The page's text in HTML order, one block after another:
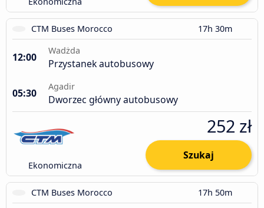
CTM Buses Morocco 17h 30m
12:00
Wadżda
Przystanek autobusowy
05:30
Agadir
Dworzec główny autobusowy
Ekonomiczna
252 zł
Szukaj
CTM Buses Morocco 17h 50m